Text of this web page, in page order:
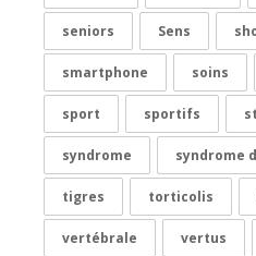
seniors Sens
smartphone soins
sport sportifs
syndrome syndrome
tigres torticolis
vertébrale vertus